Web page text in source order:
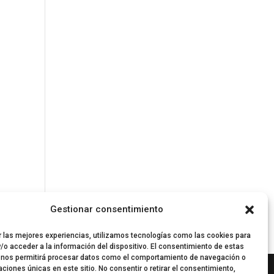
Gestionar consentimiento
las mejores experiencias, utilizamos tecnologías como las cookies para
o acceder a la información del dispositivo. El consentimiento de estas
permitirá procesar datos como el comportamiento de navegación o
únicas en este sitio. No consentir o retirar el consentimiento,